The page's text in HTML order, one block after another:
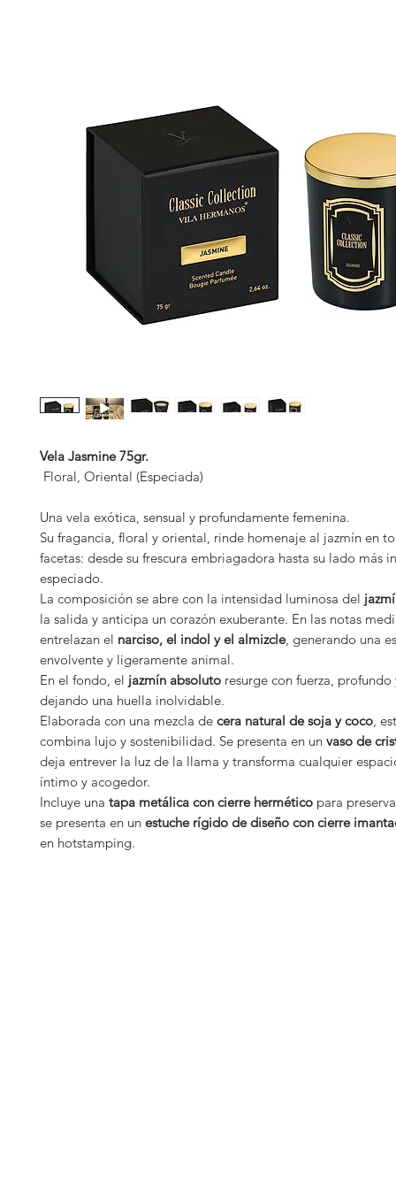
Vela Jasmine 75gr.
Floral, Oriental (Especiada)
Una vela exótica, sensual y profundamente femenina.
Su fragancia, floral y oriental, rinde homenaje al jazmín en
facetas: desde su frescura embriagadora hasta su lado más
especiado.
La composición se abre con la intensidad luminosa del
la salida y anticipa un corazón exuberante. En las notas
entrelazan el narciso, el indol y el almizcle, generando una
envolvente y ligeramente animal.
En el fondo, el jazmín absoluto resurge con fuerza, profundo
dejando una huella inolvidable.
Elaborada con una mezcla de cera natural de soja y coco,
combina lujo y sostenibilidad. Se presenta en un vaso de
deja entrever la luz de la llama y transforma cualquier
íntimo y acogedor.
Incluye una tapa metálica con cierre hermético para
se presenta en un estuche rígido de diseño con cierre
en hotstamping.